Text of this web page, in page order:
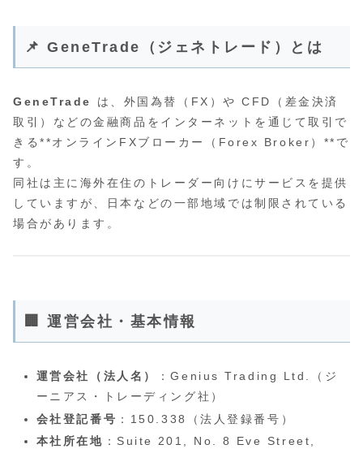
📌 GeneTrade（ジェネトレード）とは
GeneTrade
は、外国為替（FX）や CFD（差金決済
取引）などの金融商品をインターネットを通じて取引で
きる**オンラインFXブローカー（Forex Broker）**で
す。
同社は主に海外在住のトレーダー向けにサービスを提供
していますが、日本などの一部地域では制限されている
場合があります。
🏢 運営会社・基本情報
運営会社（法人名）
：Genius Trading Ltd.（ジ
ーニアス・トレーディング社）
会社登記番号 ：150.338（法人登録番号）
本社所在地 ：Suite 201, No. 8 Eve Street,